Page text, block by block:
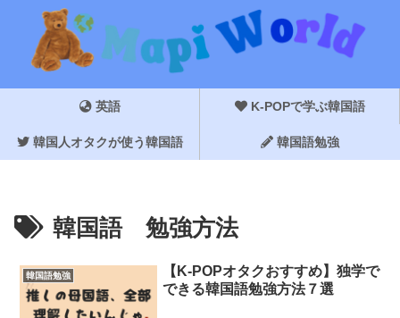
英語 K-POPで学ぶ韓国語
韓国人オタクが使う韓国語 韓国語勉強
韓国語 勉強方法
韓国語勉強
【K-POPオタクおすすめ】独学で
できる韓国語勉強方法７選